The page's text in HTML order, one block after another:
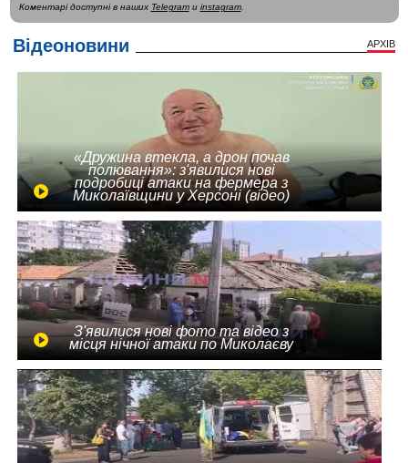
Коментарі доступні в наших Telegramи instagram.
Відеоновини АРХІВ
«Дружина втекла, а дрон почав
полювання»: з'явилися нові
подробиці атаки на фермера з
Миколаївщини у Херсоні (відео)
З'явилися нові фото та відео з
місця нічної атаки по Миколаєву